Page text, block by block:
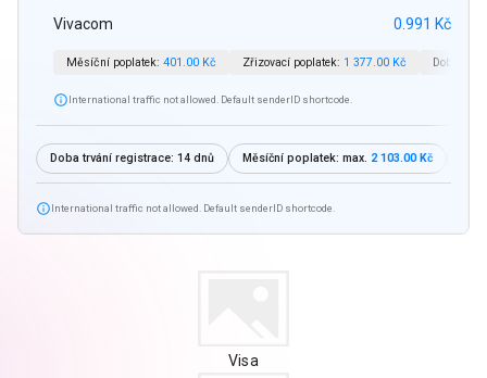
Vivacom 0.991 Kč
Měsíční poplatek: 401.00 Kč Zřizovací poplatek: 1 377.00 Kč Doba
International traffic not allowed. Default senderID shortcode.
Doba trvání registrace: 14 dnů Měsíční poplatek: max. 2 103.00 Kč
International traffic not allowed. Default senderID shortcode.
Visa